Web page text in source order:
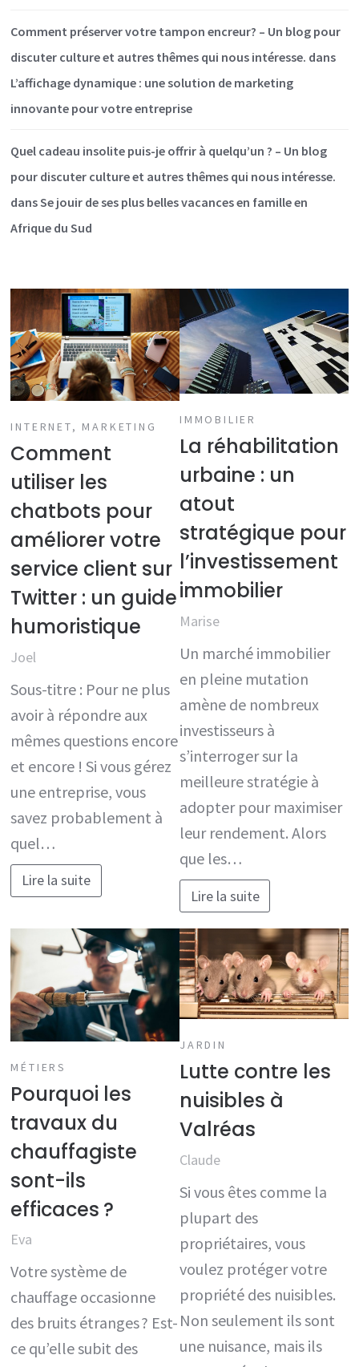
Comment préserver votre tampon encreur? – Un blog pour
discuter culture et autres thêmes qui nous intéresse. dans
L’affichage dynamique : une solution de marketing
innovante pour votre entreprise
Quel cadeau insolite puis-je offrir à quelqu’un ? – Un blog
pour discuter culture et autres thêmes qui nous intéresse.
dansSe jouir de ses plus belles vacances en famille en
Afrique du Sud
INTERNET, MARKETING
Comment
utiliser les
chatbots pour
améliorer votre
service client sur
Twitter : un guide
humoristique
Joel
Sous-titre : Pour ne plus
avoir à répondre aux
mêmes questions encore
et encore ! Si vous gérez
une entreprise, vous
savez probablement à
quel…
Lire la suite
IMMOBILIER
La réhabilitation
urbaine : un
atout
stratégique pour
l’investissement
immobilier
Marise
Un marché immobilier
en pleine mutation
amène de nombreux
investisseurs à
s’interroger sur la
meilleure stratégie à
adopter pour maximiser
leur rendement. Alors
que les…
Lire la suite
MÉTIERS
Pourquoi les
travaux du
chauffagiste
sont-ils
efficaces ?
Eva
Votre système de
chauffage occasionne
des bruits étranges ? Est-
ce qu’elle subit des
JARDIN
Lutte contre les
nuisibles à
Valréas
Claude
Si vous êtes comme la
plupart des
propriétaires, vous
voulez protéger votre
propriété des nuisibles.
Non seulement ils sont
une nuisance, mais ils